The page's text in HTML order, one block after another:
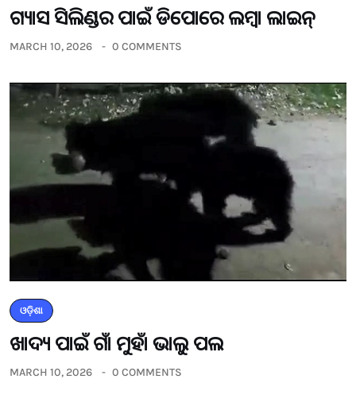
ଗ୍ୟାସ ସିଲିଣ୍ଡର ପାଇଁ ଡିପୋରେ ଲମ୍ବା ଲାଇନ୍
MARCH 10, 2026 0 COMMENTS
ଓଡ଼ିଶା
ଖାଦ୍ୟ ପାଇଁ ଗାଁ ମୁହାଁ ଭାଲୁ ପଲ
MARCH 10, 2026 0 COMMENTS